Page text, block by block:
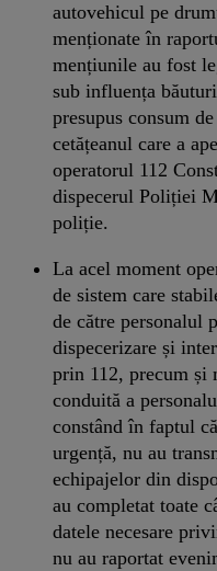
autovehicul pe
menționate în
mențiunile au fost
sub influența
presupus consum
cetățeanul care a
operatorul 112
dispecerul Poliției
poliție.
La acel moment
de sistem care
de către personalul
dispecerizare și
prin 112, precum și
conduită a
constând în faptul
urgență, nu au
echipajelor din
au completat toate
datele necesare
nu au raportat